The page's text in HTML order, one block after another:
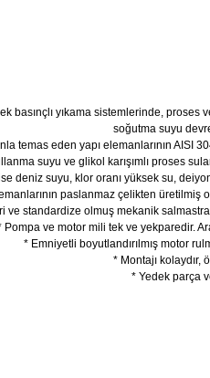
basınçlı yıkama sistemlerinde,
soğutma suyu
temas eden yapı elemanlarının AISI
suyu ve glikol karışımlı proses
deniz suyu, klor oranı yüksek su,
paslanmaz çelikten üretilmiş
ve standardize olmuş mekanik
Pompa ve motor mili tek ve yekparedir.
* Emniyetli boyutlandırılmış motor
* Montajı kolaydır,
* Yedek parça